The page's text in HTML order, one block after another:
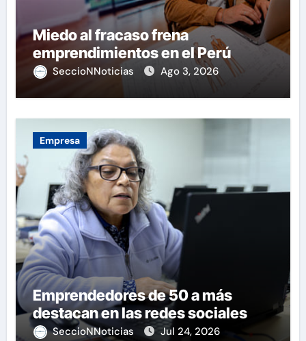
Miedo al fracaso frena
emprendimientos en el Perú
SeccioNNoticias Ago 3, 2026
Empresa
Emprendedores de 50 a más
destacan en las redes sociales
SeccioNNoticias Jul 24, 2026